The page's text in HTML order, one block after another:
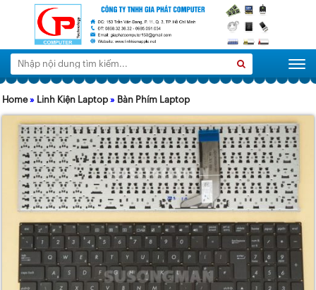
Tìm
kiếm:
Home» Linh Kiện Laptop » Bàn Phím Laptop